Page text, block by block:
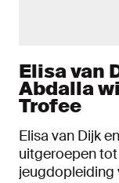
Elisa van
Abdalla
Trofee
Elisa van Dijk
uitgeroepen
jeugdopleiding